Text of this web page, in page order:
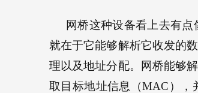
网桥这种设备看上去有
就在于它能够解析它收发的数
理以及地址分配。网桥能够
取目标地址信息（MAC ），